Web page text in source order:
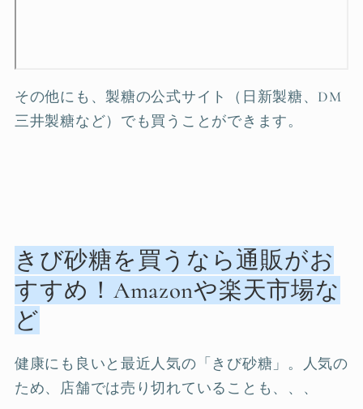
その他にも、製糖の公式サイト（日新製糖、DM
三井製糖など）でも買うことができます。
きび砂糖を買うなら通販がお
すすめ！Amazonや楽天市場な
ど
健康にも良いと最近人気の「きび砂糖」。人気の
ため、店舗では売り切れていることも、、、